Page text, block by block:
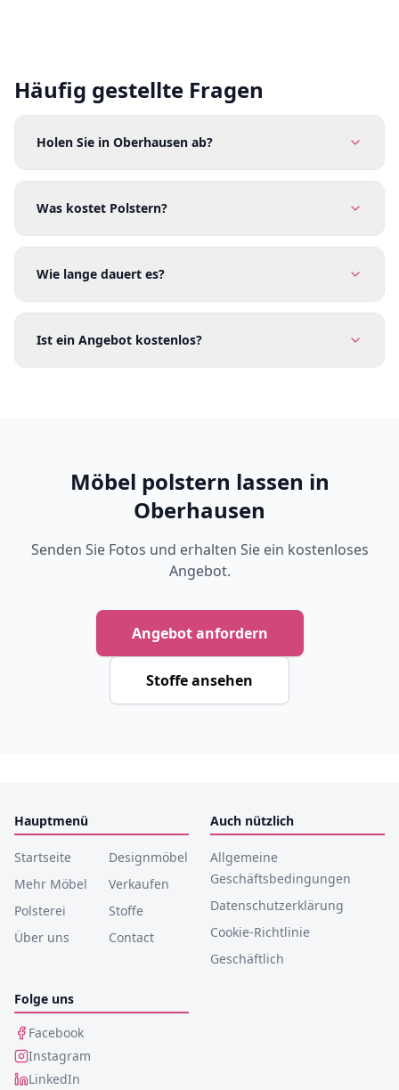
Häufig gestellte Fragen
Holen Sie in Oberhausen ab?
Was kostet Polstern?
Wie lange dauert es?
Ist ein Angebot kostenlos?
Möbel polstern lassen in
Oberhausen
Senden Sie Fotos und erhalten Sie ein kostenloses
Angebot.
Angebot anfordern
Stoffe ansehen
Hauptmenü
Startseite
Designmöbel
Mehr Möbel
Verkaufen
Polsterei
Stoffe
Über uns
Contact
Auch nützlich
Allgemeine
Geschäftsbedingungen
Datenschutzerklärung
Cookie-Richtlinie
Geschäftlich
Folge uns
Facebook
Instagram
LinkedIn